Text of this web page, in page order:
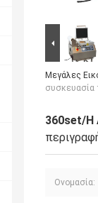
Μεγάλες
συσκευασία
360set/H
Ονομασία: